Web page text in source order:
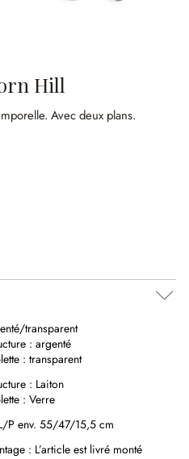
Hill
Avec deux plans.
transparent
: argenté
: transparent
: Laiton
: Verre
P env. 55/47/15,5 cm
: L’article est livré monté